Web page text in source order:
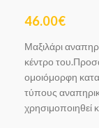
46.00€
Μαξιλάρι
κέντρο
ομοιόμορφη
τύπους
χρησιμοποιηθεί